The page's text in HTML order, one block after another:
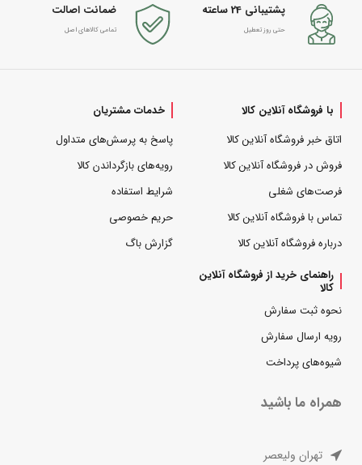
پشتیبانی 24 ساعته
حتی روز تعطیل
ضمانت اصالت
تمامی کالاهای اصل
با فروشگاه آنلاین کالا
اتاق خبر فروشگاه آنلاین کالا
فروش در فروشگاه آنلاین کالا
فرصت‌های شغلی
تماس با فروشگاه آنلاین کالا
درباره فروشگاه آنلاین کالا
خدمات مشتریان
پاسخ به پرسش‌های متداول
رویه‌های بازگرداندن کالا
شرایط استفاده
حریم خصوصی
گزارش باگ
راهنمای خرید از فروشگاه آنلاین
کالا
نحوه ثبت سفارش
رویه ارسال سفارش
شیوه‌های پرداخت
همراه ما باشید
تهران ولیعصر